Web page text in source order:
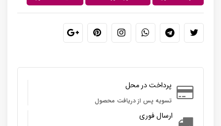
پرداخت در محل
تسویه پس از دریافت محصول
ارسال فوری